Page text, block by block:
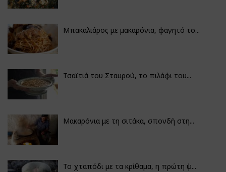
Μπακαλιάρος με μακαρόνια, φαγητό το...
Τσαϊτιά του Σταυρού, το πιλάφι του...
Μακαρόνια με τη σιτάκα, σπονδή στη...
Το χταπόδι με τα κρίθαμα, η πρώτη ψ...